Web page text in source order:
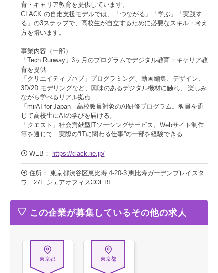
育・キャリア教育を提供しています。
CLACK の自走支援モデルでは、「つながる」「学ぶ」「実践す
る」の3ステップで、高校生が自立するために必要なスキル・考え
方を培います。
事業内容（一部）
「Tech Runway」3ヶ月のプログラムでデジタル教育・キャリア教
育を提供
「クリエイティブハブ」プログラミング、動画編集、デザイン、
3D/2D モデリングなど、興味のあるデジタル機材に触れ、 楽しみ
ながら学べるリアル拠点
「mirAI for Japan」高校教員対象のAI研修プログラム。教員を通
じて高校生にAIの学びを届ける。
「クエスト」社会貢献型ITソーシングサービス。Webサイト制作
等を通じて、実際の“ITに関わる仕事”の一部を経験できる
WEB： https://clack.ne.jp/
住所： 東京都渋谷区恵比寿 4-20-3 恵比寿ガーデンプレイスタ
ワー27F シェアオフィスCOEBI
この企業が募集しているその他の求人
東京都 東京都